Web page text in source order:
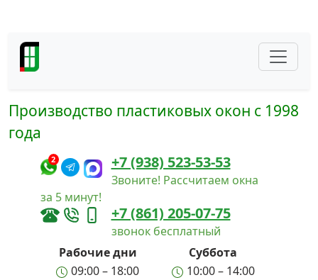
Производство пластиковых окон с 1998
года
2 +7 (938) 523-53-53
Звоните! Рассчитаем окна
за 5 минут!
+7 (861) 205-07-75
звонок бесплатный
Рабочие дни
Суббота
09:00 – 18:00
10:00 – 14:00